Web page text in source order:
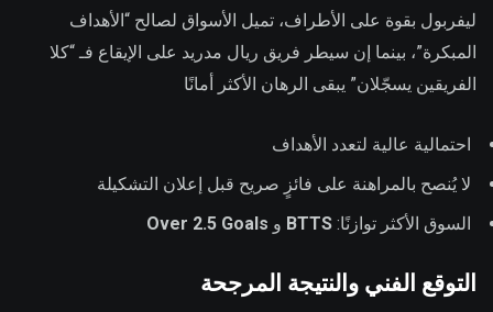
ليفربول بقوة على الأطراف، تميل الأسواق لصالح “الأهداف
المبكرة”، بينما إن سيطر فريق ريال مدريد على الإيقاع فـ “كلا
الفريقين يسجّلان” يبقى الرهان الأكثر أمانًا
احتمالية عالية لتعدد الأهداف
لا يُنصح بالمراهنة على فائزٍ صريح قبل إعلان التشكيلة
السوق الأكثر توازنًا: BTTS و Over 2.5 Goals
التوقع الفني والنتيجة المرجحة